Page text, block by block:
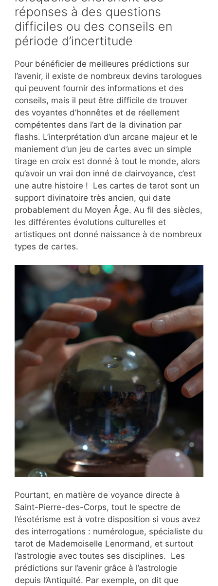
réponses à des questions
difficiles ou des conseils en
période d’incertitude
Pour bénéficier de meilleures prédictions sur
l’avenir, il existe de nombreux devins tarologues
qui peuvent fournir des informations et des
conseils, mais il peut être difficile de trouver
des voyantes d’honnêtes et de réellement
compétentes dans l’art de la divination par
flashs. L’interprétation d’un arcane majeur et le
maniement d’un jeu de cartes avec un simple
tirage en croix est donné à tout le monde, alors
qu’avoir un vrai don inné de clairvoyance, c’est
une autre histoire ! Les cartes de tarot sont un
support divinatoire très ancien, qui date
probablement du Moyen Âge. Au fil des siècles,
les différentes évolutions culturelles et
artistiques ont donné naissance à de nombreux
types de cartes.
Pourtant, en matière de voyance directe à
Saint-Pierre-des-Corps, tout le spectre de
l’ésotérisme est à votre disposition si vous avez
des interrogations : numérologue, spécialiste du
tarot de Mademoiselle Lenormand, et surtout
l’astrologie avec toutes ses disciplines. Les
prédictions sur l’avenir grâce à l’astrologie
depuis l’Antiquité. Par exemple, on dit que